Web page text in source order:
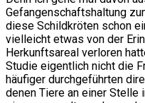
Gefangenschaftshaltung
diese Schildkröten schon
vielleicht etwas von der
Herkunftsareal verloren
Studie eigentlich nicht die
häufiger durchgeführten
denen Tiere an einer Stelle